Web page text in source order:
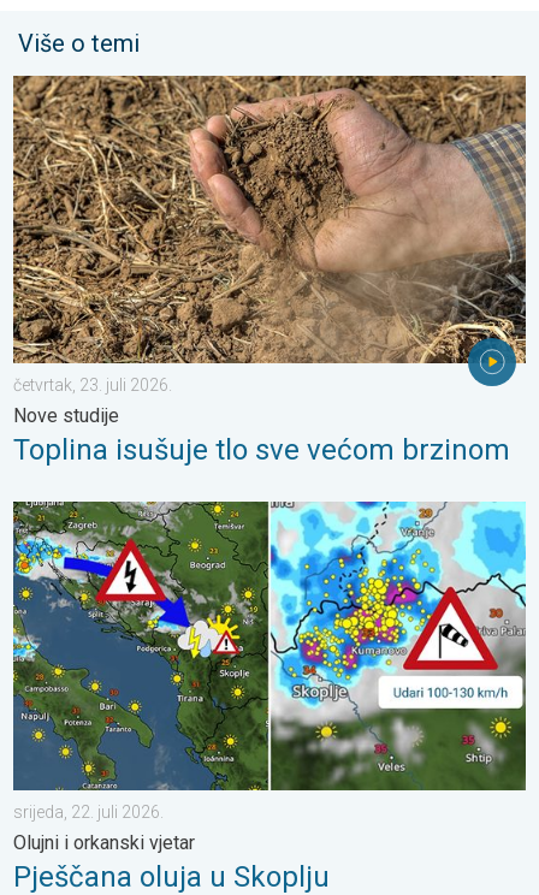
Više o temi
Toplina isušuje tlo sve većom brzinom. Nove studije. . .
četvrtak, 23. juli 2026.
Nove studije
Toplina isušuje tlo sve većom brzinom
Pješčana oluja u Skoplju. Olujni i orkanski vjetar. . . srijeda, 22.
srijeda, 22. juli 2026.
Olujni i orkanski vjetar
Pješčana oluja u Skoplju